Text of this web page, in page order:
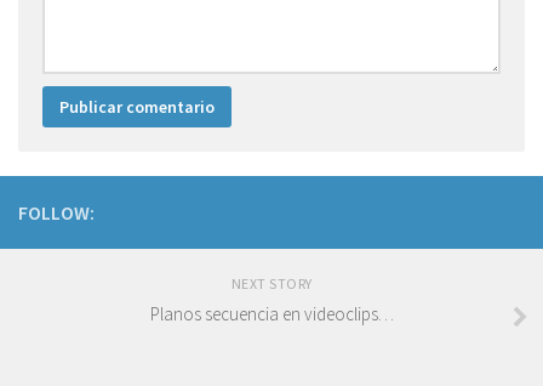
FOLLOW:
NEXT STORY
Planos secuencia en videoclips…